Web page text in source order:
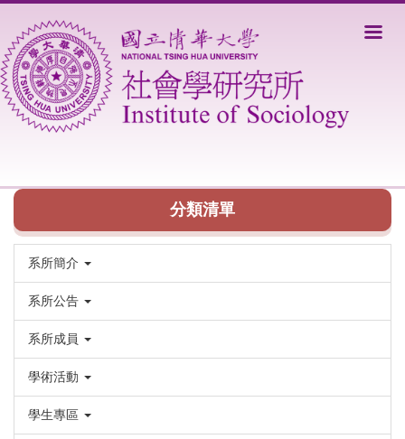
主
要
內
容
分類清單
系所簡介
系所公告
系所成員
學術活動
學生專區